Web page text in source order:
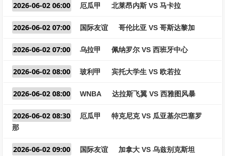
2026-06-02 06:00 厄瓜甲 北莱昂内斯 VS 马卡拉
2026-06-02 07:00 国际友谊 哥伦比亚 VS 哥斯达黎加
2026-06-02 07:00 乌拉甲 佩纳罗尔 VS 西班牙中心
2026-06-02 08:00 玻利甲 宾托大学生 VS 欧若拉
2026-06-02 08:00 WNBA 达拉斯飞翼 VS 西雅图风暴
2026-06-02 08:30 厄瓜甲
特克尼克 VS 瓜亚基尔巴塞罗
那
2026-06-02 09:00 国际友谊 加拿大 VS 乌兹别克斯坦